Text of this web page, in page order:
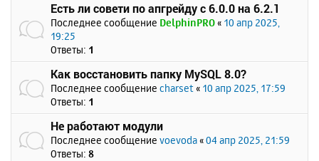
Есть ли совети по апгрейду с 6.0.0 на 6.2.1
Последнее сообщение DelphinPRO « 10 апр 2025,
19:25
Ответы: 1
Как восстановить папку MySQL 8.0?
Последнее сообщение charset « 10 апр 2025, 17:59
Ответы: 1
Не работают модули
Последнее сообщение voevoda «04 апр 2025, 21:59
Ответы: 8